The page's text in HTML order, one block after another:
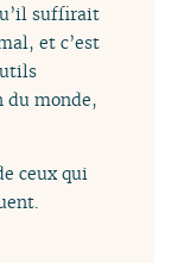
suffirait
et c’est
du monde,
ceux qui